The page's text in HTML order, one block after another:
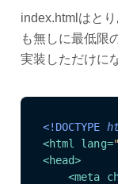
index.htmlはと
も無しに最低限
実装しただけに
<!DOCTYPE
<html lang=
<head>
<meta